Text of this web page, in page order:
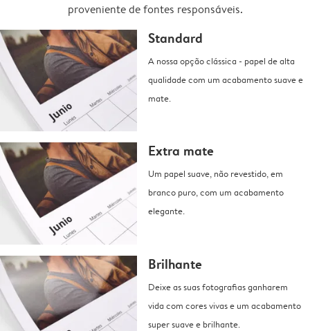
proveniente de fontes responsáveis.
Standard
A nossa opção clássica - papel de alta
qualidade com um acabamento suave e
mate.
Extra mate
Um papel suave, não revestido, em
branco puro, com um acabamento
elegante.
Brilhante
Deixe as suas fotografias ganharem
vida com cores vivas e um acabamento
super suave e brilhante.